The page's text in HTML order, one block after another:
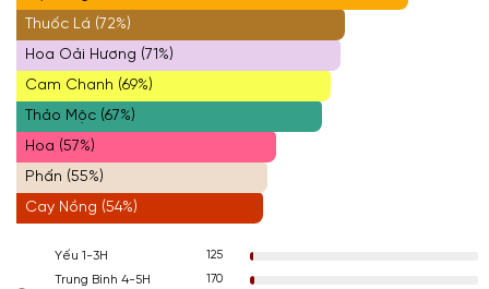
Thuốc Lá (72%)
Hoa Oải Hương (71%)
Cam Chanh (69%)
Thảo Mộc (67%)
Hoa (57%)
Phấn (55%)
Cay Nồng (54%)
Yếu 1-3H
125
Trung Bình 4-5H
170